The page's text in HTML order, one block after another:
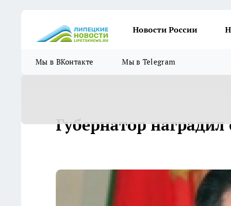
Новости России
Мы в ВКонтакте Мы в Telegram
Губернатор